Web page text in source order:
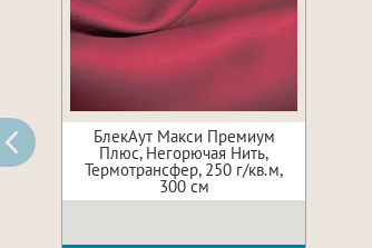
БлекАут Макси Премиум
Плюс, Негорючая Нить,
Термотрансфер, 250 г/кв.м,
300 см